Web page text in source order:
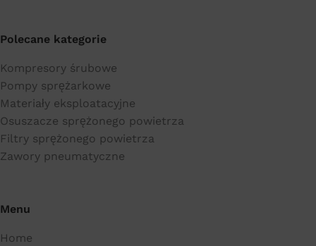
Polecane kategorie
Kompresory śrubowe
Pompy sprężarkowe
Materiały eksploatacyjne
Osuszacze sprężonego powietrza
Filtry sprężonego powietrza
Zawory pneumatyczne
Menu
Home